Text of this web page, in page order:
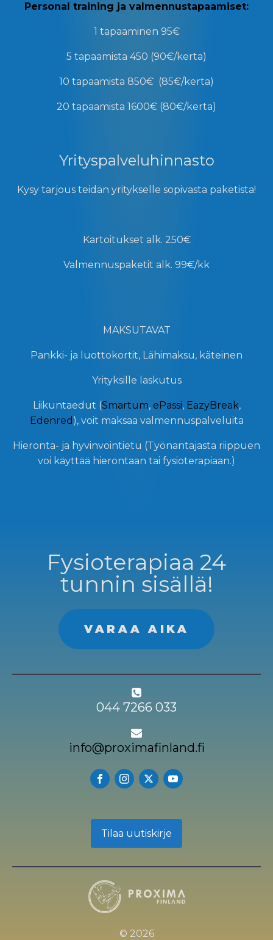
Personal training ja valmennustapaamiset:
1 tapaaminen 95€
5 tapaamista 450 (90€/kerta)
10 tapaamista 850€ (85€/kerta)
20 tapaamista 1600€ (80€/kerta)
Yrityspalveluhinnasto
Kysy tarjous teidän yritykselle sopivasta paketista!
Kartoitukset alk. 250€
Valmennuspaketit alk. 99€/kk
MAKSUTAVAT
Pankki- ja luottokortit, Lähimaksu, käteinen
Yrityksille laskutus
Liikuntaedut (Smartum,ePassi, EazyBreak,
Edenred ), voit maksaa valmennuspalveluita
Hieronta- ja hyvinvointietu (Työnantajasta riippuen
voi käyttää hierontaan tai fysioterapiaan.)
Fysioterapiaa 24
tunnin sisällä!
VARAA AIKA
044 7266 033
info@proximafinland.fi
Tilaa uutiskirje
© 2026